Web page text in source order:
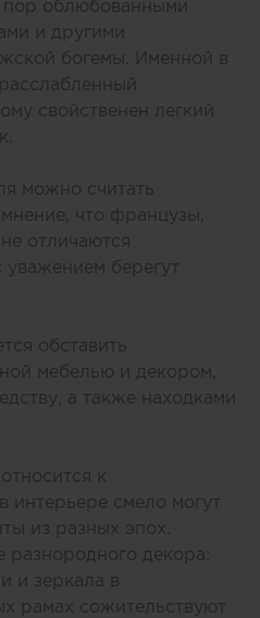
пор облюбованными
и другими
богемы. Именной в
свойственен легкий
можно считать
что французы,
отличаются
уважением берегут
обставить
мебелью и декором,
а также находками
к
интерьере смело могут
из разных эпох.
разнородного декора:
и зеркала в
рамах сожительствуют